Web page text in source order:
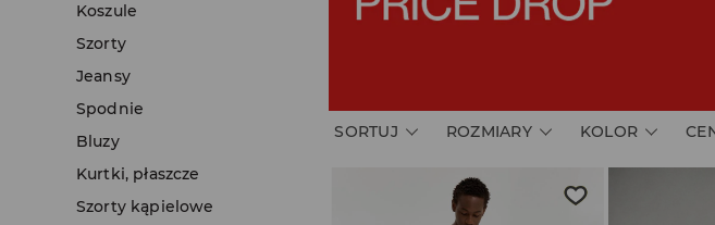
Koszule
Szorty
Jeansy
Spodnie
Bluzy
Kurtki, płaszcze
Szorty kąpielowe
SORTUJ ROZMIARY KOLOR